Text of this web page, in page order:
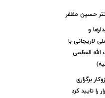
حسین مظفر
و
لاریجانی با
العظمی
برگزاری
تایید کرد